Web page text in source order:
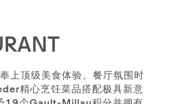
上顶级美食体验。餐厅氛围时
精心烹饪菜品搭配极具新意